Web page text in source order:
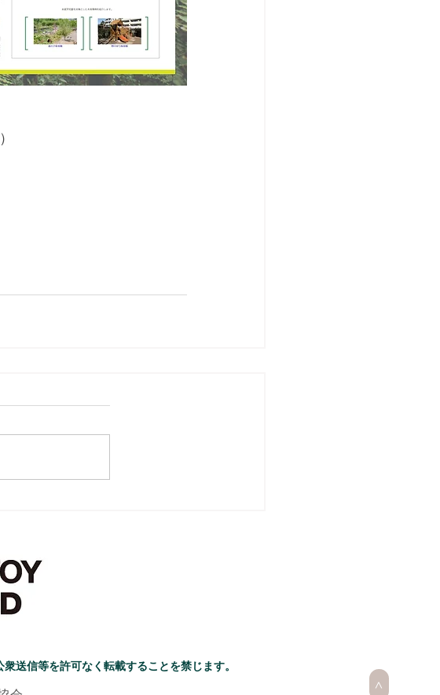
）
>
送信等を許可なく転載することを禁じます。